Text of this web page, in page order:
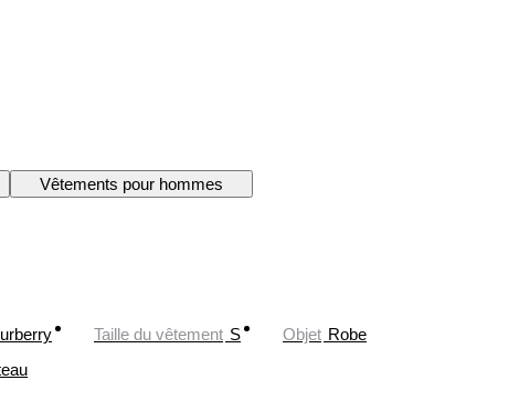
Vêtements pour hommes
Taille du vêtement S Objet Robe